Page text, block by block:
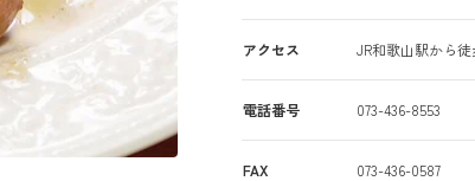
アクセス JR和歌山駅から徒
電話番号 073-436-8553
FAX 073-436-0587